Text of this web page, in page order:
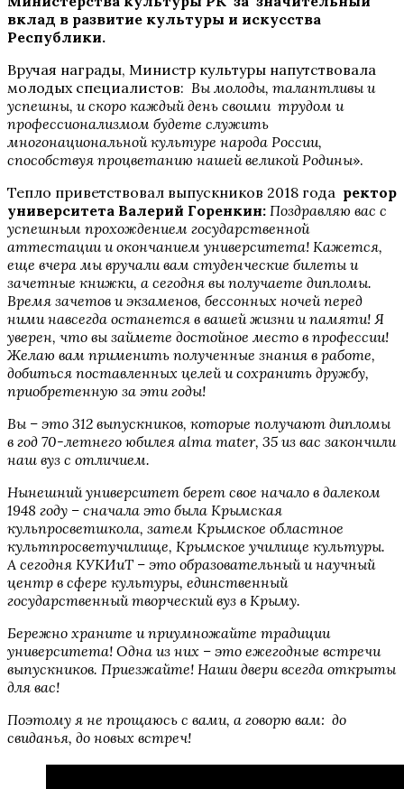
вклад в развитие культуры и искусства
Республики.
Вручая награды, Министр культуры напутствовала
молодых специалистов: Вы молоды, талантливы и
успешны, и скоро каждый день своими трудом и
профессионализмом будете служить
многонациональной культуре народа России,
способствуя процветанию нашей великой Родины».
Тепло приветствовал выпускников 2018 года ректор
университета Валерий Горенкин: Поздравляю вас с
успешным прохождением государственной
аттестации и окончанием университета! Кажется,
еще вчера мы вручали вам студенческие билеты и
зачетные книжки, а сегодня вы получаете дипломы.
Время зачетов и экзаменов, бессонных ночей перед
ними навсегда останется в вашей жизни и памяти! Я
уверен, что вы займете достойное место в профессии!
Желаю вам применить полученные знания в работе,
добиться поставленных целей и сохранить дружбу,
приобретенную за эти годы!
Вы – это 312 выпускников, которые получают дипломы
в год 70-летнего юбилея alma mater, 35 из вас закончили
наш вуз с отличием.
Нынешний университет берет свое начало в далеком
1948 году – сначала это была Крымская
кульпросветшкола, затем Крымское областное
культпросветучилище, Крымское училище культуры.
А сегодня КУКИиТ – это образовательный и научный
центр в сфере культуры, единственный
государственный творческий вуз в Крыму.
Бережно храните и приумножайте традиции
университета! Одна из них – это ежегодные встречи
выпускников. Приезжайте! Наши двери всегда открыты
для вас!
Поэтому я не прощаюсь с вами, а говорю вам: до
свиданья, до новых встреч!